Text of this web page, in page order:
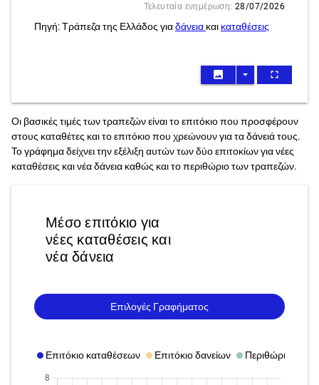
Τελευταία ενημέρωση: 28/07/2026
Πηγή: Τράπεζα της Ελλάδος γιαδάνεια και καταθέσεις
image arrow_drop_down fullscreen
Οι βασικές τιμές των τραπεζών είναι το επιτόκιο που προσφέρουν
στους καταθέτες και το επιτόκιο που χρεώνουν για τα δάνειά τους.
Το γράφημα δείχνει την εξέλιξη αυτών των δύο επιτοκίων για νέες
καταθέσεις και νέα δάνεια καθώς και το περιθώριο των τραπεζών.
Μέσο επιτόκιο για
νέες καταθέσεις και
νέα δάνεια
Επιλογές Γραφήματος
Επιτόκιο καταθέσεων Επιτόκιο δανείων Περιθώριο